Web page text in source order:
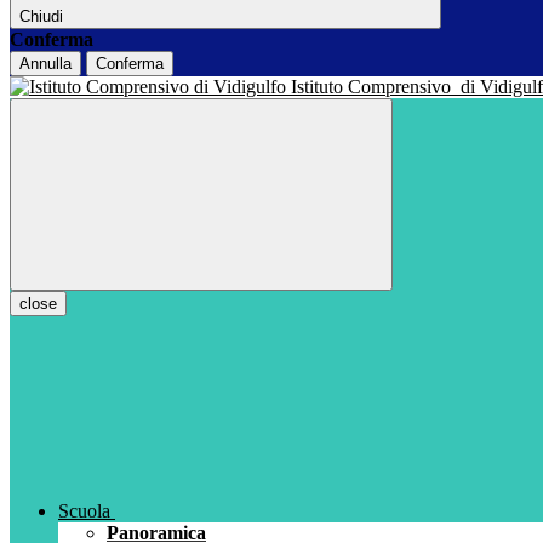
Chiudi
Conferma
Annulla Conferma
Istituto Comprensivo di
close
Scuola
Panoramica